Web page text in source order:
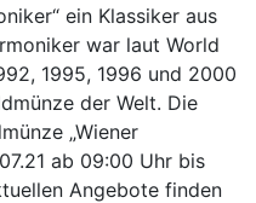
ein Klassiker aus
war laut World
1995, 1996 und 2000
der Welt. Die
„Wiener
ab 09:00 Uhr bis
Angebote finden